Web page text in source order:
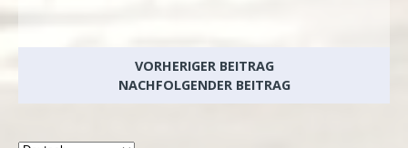
VORHERIGER BEITRAG
NACHFOLGENDER BEITRAG